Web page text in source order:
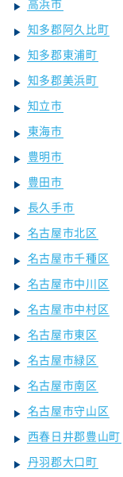
知多郡阿久比町
知多郡東浦町
知多郡美浜町
知立市
東海市
豊明市
豊田市
長久手市
名古屋市北区
名古屋市千種区
名古屋市中川区
名古屋市中村区
名古屋市東区
名古屋市緑区
名古屋市南区
名古屋市守山区
西春日井郡豊山町
丹羽郡大口町